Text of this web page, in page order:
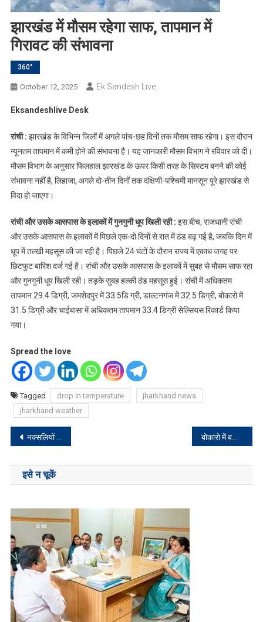
झारखंड में मौसम रहेगा साफ, तापमान में
गिरावट की संभावना
360°
October 12, 2025 Ek Sandesh Live
Eksandeshlive Desk
रांची : झारखंड के विभिन्न जिलों में अगले पांच-छह दिनों तक मौसम साफ रहेगा। इस दौरान
न्यूनतम तापमान में कमी होने की संभावना है। यह जानकारी मौसम विभाग ने रविवार को दी।
मौसम विभाग के अनुसार फिलहाल झारखंड के ऊपर किसी तरह के सिस्टम बनने की कोई
संभावना नहीं है, लिहाजा, अगले दो-तीन दिनों तक दक्षिणी-पश्चिमी मानसून पूरे झारखंड से
विदा हो जाएगा।
रांची और उसके आसपास के इलाकों में गुनगुनी धूप खिली रही : इस बीच, राजधानी रांची
और उसके आसपास के इलाकों में पिछले एक-दो दिनों से रात में ठंड बढ़ गई है, जबकि दिन में
धूप में तल्खी महसूस की जा रही है। पिछले 24 घंटों के दौरान राज्य में एकाध जगह पर
छिटफुट बारिश दर्ज गई है। रांची और उसके आसपास के इलाकों में सुबह से मौसम साफ रहा
और गुनगुनी धूप खिली रही। तड़के सुबह हल्की ठंड महसूस हुई। रांची में अधिकतम
तापमान 29.4 डिग्री, जमशेदपुर में 33.5डि ग्री, डाल्टनगंज में 32.5 डिग्री, बोकारो में
31.5 डिग्री और चाईबासा में अधिकतम तापमान 33.4 डिग्री सेल्सियस रिकार्ड किया
गया।
Spread the love
Tagged drop in temperature
jharkhand news
jharkhand weather
Post
navigation
नक्सलियों ने एयरटेल टावर को फूंका, कोलबोंगा और आसपास के गांवों में दहशत का माहौल बोकारो में बड़ा हादसा टला, चार मंजिला इमारत का हिस्सा गिरा
इसे न चूकें